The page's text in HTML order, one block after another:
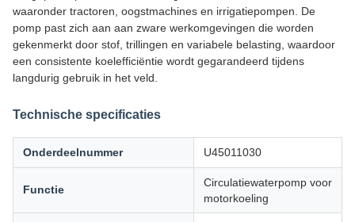
waaronder tractoren, oogstmachines en irrigatiepompen. De
pomp past zich aan aan zware werkomgevingen die worden
gekenmerkt door stof, trillingen en variabele belasting, waardoor
een consistente koelefficiëntie wordt gegarandeerd tijdens
langdurig gebruik in het veld.
Technische specificaties
Onderdeelnummer U45011030
Functie
Circulatiewaterpomp voor
motorkoeling